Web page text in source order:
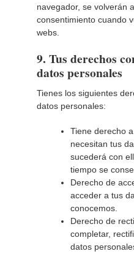
navegador, se volverán
consentimiento cuando
webs.
9. Tus derechos
datos personales
Tienes los siguientes
datos personales:
Tiene derecho
necesitan tus
sucederá con
tiempo se
Derecho de
acceder a tus
conocemos.
Derecho de
completar,
datos